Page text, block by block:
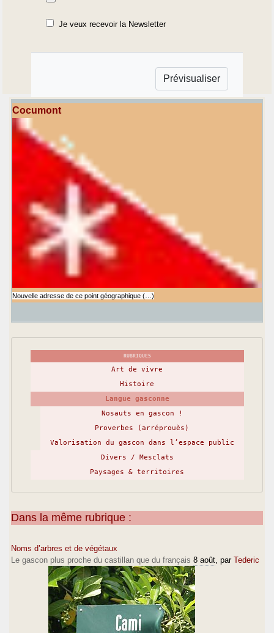
Je veux recevoir la Newsletter
Cocumont
Nouvelle adresse de ce point géographique (…)
RUBRIQUES
Art de vivre
Histoire
Langue gasconne
Nosauts en gascon !
Proverbes (arréprouès)
Valorisation du gascon dans l’espace public
Divers / Mesclats
Paysages & territoires
Dans la même rubrique :
Noms d’arbres et de végétaux
Le gascon plus proche du castillan que du français 8 août, par Tederic